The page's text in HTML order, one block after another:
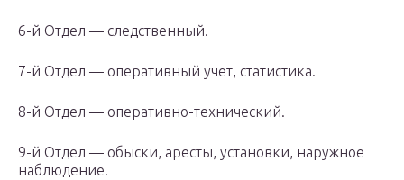
6-й Отдел — следственный.
7-й Отдел — оперативный учет, статистика.
8-й Отдел — оперативно-технический.
9-й Отдел — обыски, аресты, установки, наружное
наблюдение.